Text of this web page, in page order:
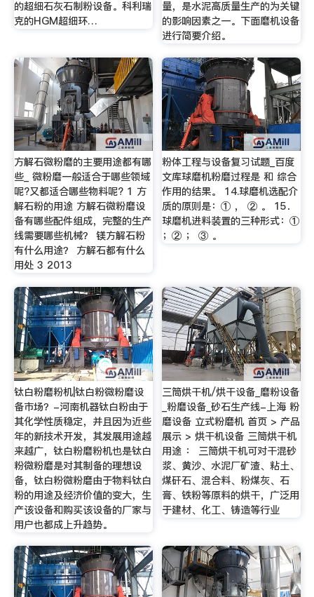
的超细石灰石制粉设备。科利瑞
克的HGM超细环…
量，是水泥高质量生产的为关键
的影响因素之一。下面磨机设备
进行简要介绍。
方解石微粉磨的主要用途都有哪
些_ 微粉磨一般适合于哪些领域
呢?又都适合哪些物料呢? 1 方
解石粉的用途 方解石微粉磨设
备有哪些配件组成，完整的生产
线需要哪些机械？ 镁方解石粉
有什么用途？ 方解石都有什么
用处 3 2013
粉体工程与设备复习试题_百度
文库球磨机粉磨过程是 和 综合
作用的结果。 14.球磨机选配介
质的原则是：① ， ② 。 15．
球磨机进料装置的三种形式：①
；② ； ③ 。
钛白粉磨粉机|钛白粉微粉磨设
备市场？-河南机器钛白粉由于
其化学性质稳定，并且因为近些
年的新技术开发，其发展用途越
来越广，钛白粉磨粉机也是钛白
粉微粉磨是对其制备的理想设
备，钛白粉微粉磨由于物料钛白
粉的用途及经济价值的变大，生
产该设备和购买该设备的厂家与
用户也都成上升趋势。
三筒烘干机/烘干设备_磨粉设备
_粉磨设备_砂石生产线-上海 粉
磨设备 立式粉磨机 首页 > 产品
展示 > 烘干机设备 三筒烘干机
用途 ： 三筒烘干机可对干混砂
浆、黄沙、水泥厂矿渣、粘土、
煤矸石、混合料、粉煤灰、石
膏、铁粉等原料的烘干，广泛用
于建材、化工、铸造等行业